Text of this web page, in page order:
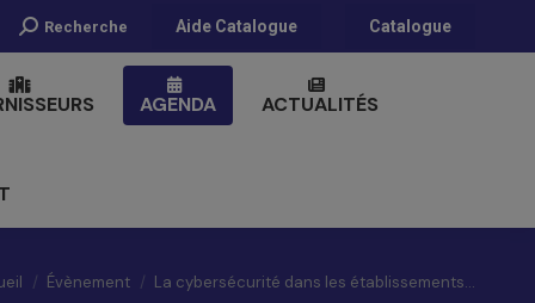
Recherche
Recherche Aide Catalogue Catalogue
AGENDA ACTUALITÉS
êtes ici :Évènement La cybersécurité dans les établissements…